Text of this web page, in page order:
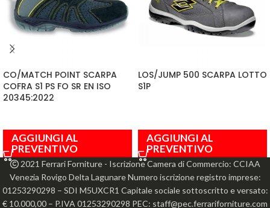
CO/MATCH POINT SCARPA
COFRA S1 PS FO SR EN ISO
20345:2022
AGGIUNGI AL
PREVENTIVO
LOS/JUMP 500 SCARPA LOTTO
S1P
AGGIUNGI AL
PREVENTIVO
2021 Ferrari Forniture - Iscrizione Camera di Commercio: CCIAA
Venezia Rovigo Delta Lagunare Numero iscrizione registro imprese:
01253290298 – SDI M5UXCR1 Capitale sociale sottoscritto e versato:
€ 10.000,00 – P.IVA 01253290298 PEC: staff@pec.ferrariforniture.com